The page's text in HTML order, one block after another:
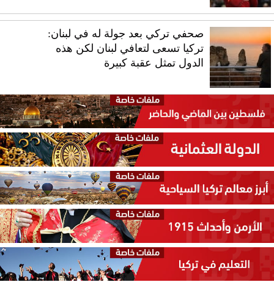
صحفي تركي بعد جولة له في لبنان:
تركيا تسعى لتعافي لبنان لكن هذه
الدول تمثل عقبة كبيرة